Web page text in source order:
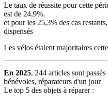
Le taux de réussite pour cette
est de 24,9%.
et pour les 25,3% des cas
dispensés
Les vélos étaient majoritaires
En 2025, 244 articles sont
bénévoles, réparateurs d'un jour
Le top 5 des objets à réparer :